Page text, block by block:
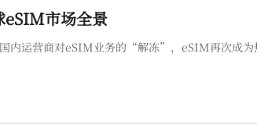
eSIM市场全景
内运营商对eSIM业务的“解冻”，eSIM再次成为